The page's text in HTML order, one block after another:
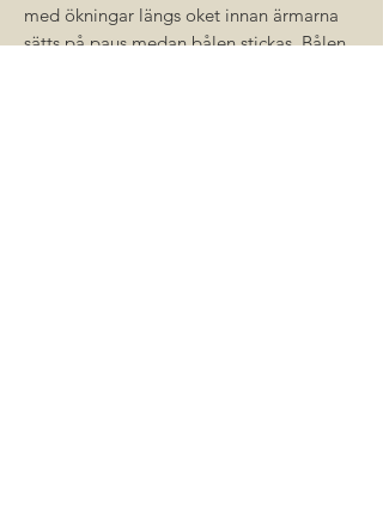
med ökningar längs oket innan ärmarna
sätts på paus medan bålen stickas. Bålen